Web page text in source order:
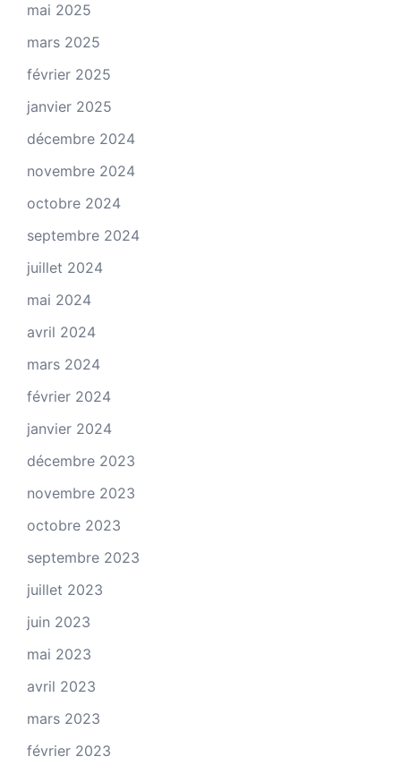
mai 2025
mars 2025
février 2025
janvier 2025
décembre 2024
novembre 2024
octobre 2024
septembre 2024
juillet 2024
mai 2024
avril 2024
mars 2024
février 2024
janvier 2024
décembre 2023
novembre 2023
octobre 2023
septembre 2023
juillet 2023
juin 2023
mai 2023
avril 2023
mars 2023
février 2023